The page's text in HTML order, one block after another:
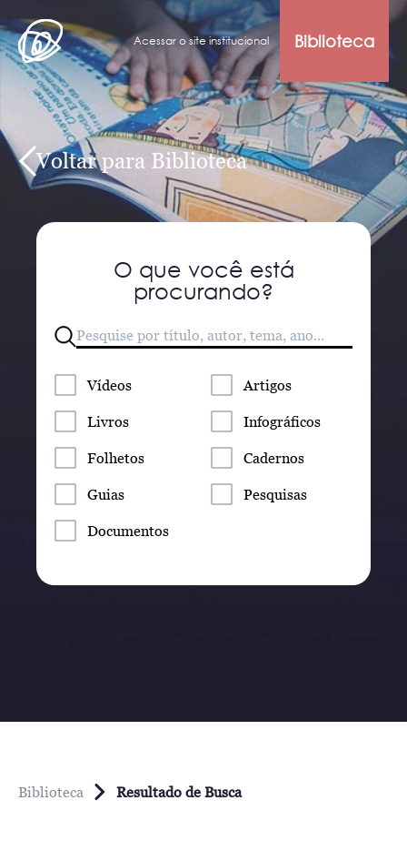
Acessar o site institucional Biblioteca
Voltar para Biblioteca
O que você está
procurando?
Vídeos Artigos
Livros Infográficos
Folhetos Cadernos
Guias Pesquisas
Documentos
Biblioteca Resultado de Busca